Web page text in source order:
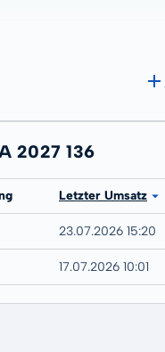
2027 136
Letzter Umsatz
23.07.2026 15:20
17.07.2026 10:01